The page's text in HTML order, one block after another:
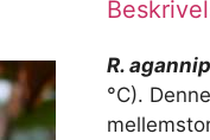
R.
°C).